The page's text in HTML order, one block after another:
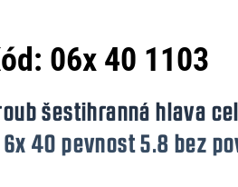
06x 40 1103
šestihranná hlava
6x 40 pevnost 5.8 bez